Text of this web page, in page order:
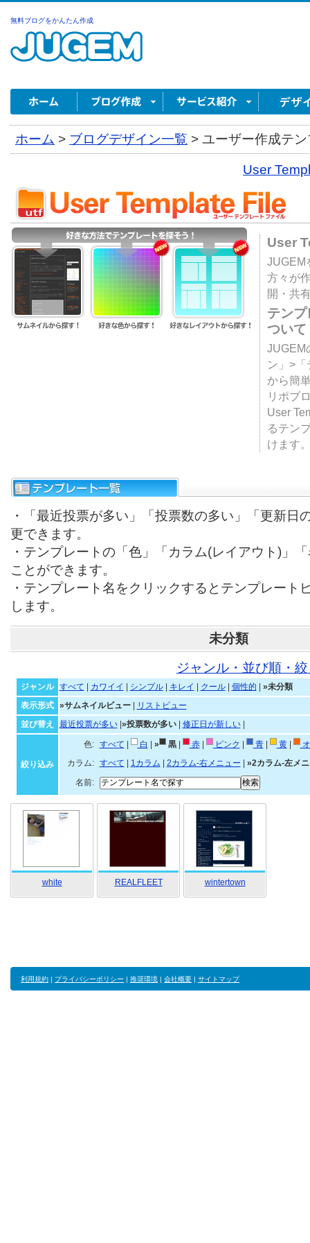
無料ブログをかんたん作成
ホーム > ブログデザイン一覧 > ユーザー作成テ
User
User
JUGEM
方々が
開・共
テン
ついて
JUGEM
ン」>
から簡
リポブ
User
るテン
けます
・「最近投票が多い」「投票数の多い」「更新日
更できます。
・テンプレートの「色」「カラム(レイアウト)」
ことができます。
・テンプレート名をクリックするとテンプレート
します。
未分類
ジャンル・並び順・
ジャンル すべて カワイイ シンプル| キレイ クール| 個性的
»未分類
表示形式
»サムネイルビュー|
リストビュー
並び替え
最近投票が多い| »投票数が多い| 修正日が新しい|
絞り込み
色: すべて 白 » 黒| 赤| ピンク 青| 黄|
カラム:
すべて 1カラム 2カラム-右メニュー
»2カラム-左メ
名前:
white REALFLEET wintertown
利用規約 | プライバシーポリシー | 推奨環境 | 会社概要 | サイトマップ